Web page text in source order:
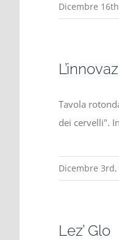
Dicembre
Tavola
dei cervelli".
Dicembre 3rd,
Lez’ Glo